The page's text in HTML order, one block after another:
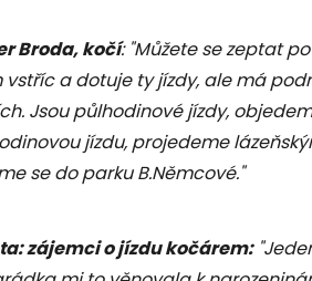
Broda, kočí: "Můžete se zeptat
vstříc a dotuje ty jízdy, ale má
Jsou půlhodinové jízdy,
jízdu, projedeme
se do parku B.Němcové."
zájemci o jízdu kočárem: